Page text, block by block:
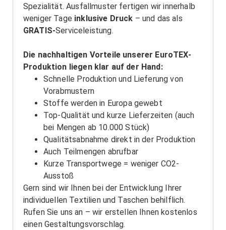
Spezialität. Ausfallmuster fertigen wir innerhalb
weniger Tage inklusive Druck – und das als
GRATIS-Serviceleistung.
Die nachhaltigen Vorteile unserer EuroTEX-
Produktion liegen klar auf der Hand:
Schnelle Produktion und Lieferung von
Vorabmustern
Stoffe werden in Europa gewebt
Top-Qualität und kurze Lieferzeiten (auch
bei Mengen ab 10.000 Stück)
Qualitätsabnahme direkt in der Produktion
Auch Teilmengen abrufbar
Kurze Transportwege = weniger CO2-
Ausstoß
Gern sind wir Ihnen bei der Entwicklung Ihrer
individuellen Textilien und Taschen behilflich.
Rufen Sie uns an – wir erstellen Ihnen kostenlos
einen Gestaltungsvorschlag.